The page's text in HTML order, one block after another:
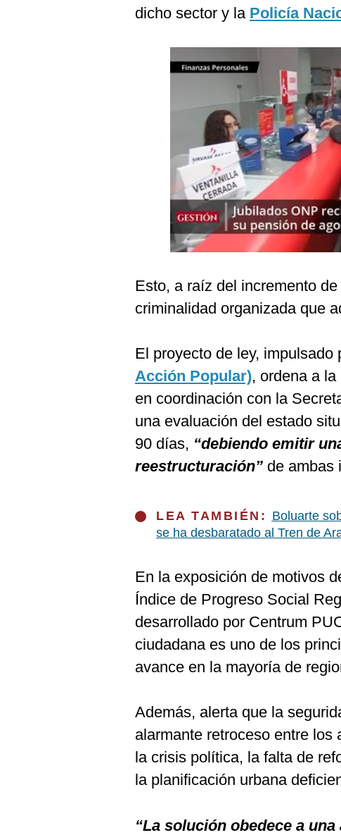
dicho sector y la Policía
Esto, a raíz del incremento
criminalidad organizada que
El proyecto de ley, impulsado
Acción Popular), ordena a
en coordinación con la
una evaluación del estado
90 días, “debiendo emitir
reestructuración” de ambas
LEA TAMBIÉN: Boluarte
se ha desbaratado al Tren de
En la exposición de motivos
Índice de Progreso Social
desarrollado por Centrum
ciudadana es uno de los
avance en la mayoría de
Además, alerta que la
alarmante retroceso entre los
la crisis política, la falta de
la planificación urbana
“La solución obedece a